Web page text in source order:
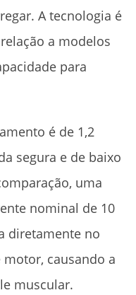
A tecnologia é
a modelos
para
é de 1,2
segura e de baixo
uma
nominal de 10
diretamente no
causando a
muscular.